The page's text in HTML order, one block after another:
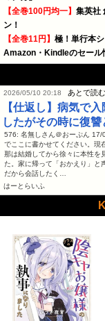
【全巻100円均一】 集英社
ン！
【全巻11円】 極！単行本
Amazon・Kindleのセール
2026/05/10 20:18 あとで読む
【仕返し】病気で
したがその時に復
576: 名無しさん＠おーぷん
でここに書かせてください。現
那は結婚してから徐々に本性を
た。家に帰って「おかえり」と
だから会話したく…
はーとらいふ